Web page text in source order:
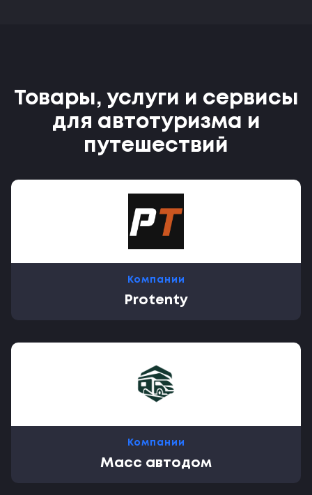
Товары, услуги и сервисы
для автотуризма и
путешествий
Компании
Protenty
Компании
Масс автодом